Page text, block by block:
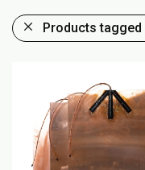
Products tagged